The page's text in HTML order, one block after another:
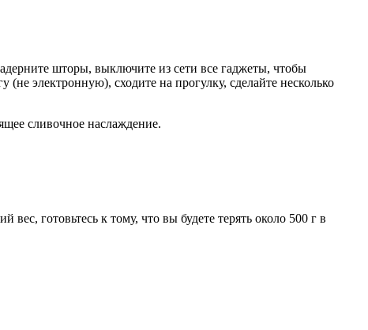
шторы, выключите из сети все гаджеты, чтобы
электронную), сходите на прогулку, сделайте несколько
сливочное наслаждение.
готовьтесь к тому, что вы будете терять около 500 г в